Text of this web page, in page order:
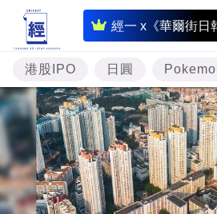
經一 x《華爾街日
即
時
財
經
專
題
投
資
港股IPO 日圓